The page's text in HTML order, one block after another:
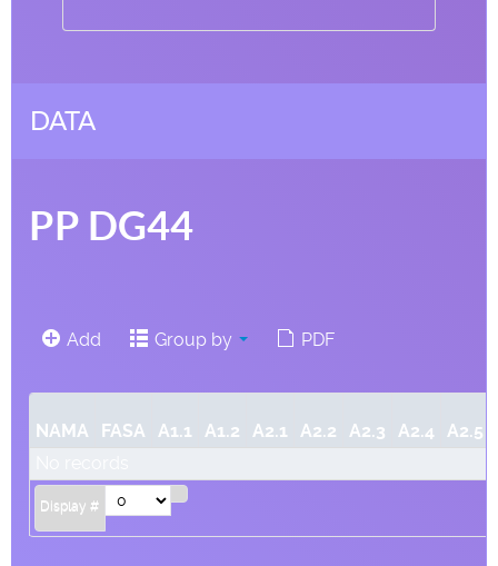
DATA
PP DG44
Add Group by PDF
NAMA FASA A1.1 A1.2 A2.1 A2.2 A2.3 A2.4 A2.5
Display #